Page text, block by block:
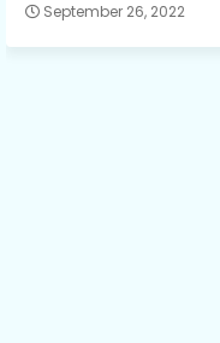
September 26, 2022